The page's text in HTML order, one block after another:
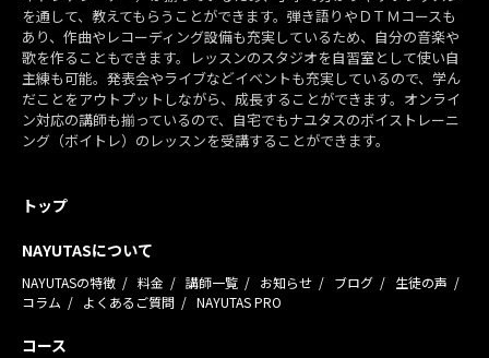
を通して、教えてもらうことができます。弾き語りやＤＴＭコースも
あり、作曲やレコーディング設備も充実しているため、自分の音楽や
歌を作ることもできます。レッスンのスタジオを自習室として使い自
主練も可能。発表会やライブなどイベントも充実しているので、学ん
だことをアウトプットしながら、成長することができます。オンライ
ン対応の講師も揃っているので、自宅でもナユタスのボイストレーニ
ング（ボイトレ）のレッスンを受講することができます。
トップ
NAYUTASについて
NAYUTASの特徴 料金 講師一覧 お知らせ ブログ
生徒の声
コラム
よくあるご質問 NAYUTAS PRO
コース